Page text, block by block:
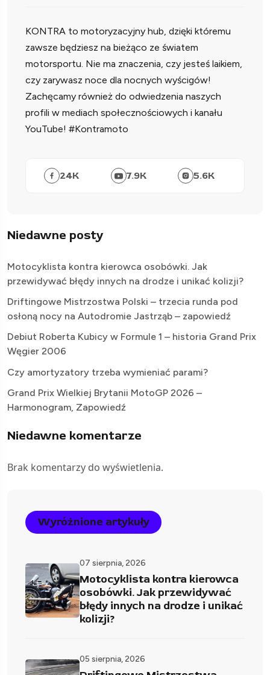
KONTRA to motoryzacyjny hub, dzięki któremu
zawsze będziesz na bieżąco ze światem
motorsportu. Nie ma znaczenia, czy jesteś laikiem,
czy zarywasz noce dla nocnych wyścigów!
Zachęcamy również do odwiedzenia naszych
profili w mediach społecznościowych i kanału
YouTube! #Kontramoto
24K 7.9K 5.6K
Niedawne posty
Motocyklista kontra kierowca osobówki. Jak
przewidywać błędy innych na drodze i unikać kolizji?
Driftingowe Mistrzostwa Polski – trzecia runda pod
osłoną nocy na Autodromie Jastrząb – zapowiedź
Debiut Roberta Kubicy w Formule 1 – historia Grand Prix
Węgier 2006
Czy amortyzatory trzeba wymieniać parami?
Grand Prix Wielkiej Brytanii MotoGP 2026 –
Harmonogram, Zapowiedź
Niedawne komentarze
Brak komentarzy do wyświetlenia.
Wyróżnione artykuły
07 sierpnia, 2026
Motocyklista kontra kierowca
osobówki. Jak przewidywać
błędy innych na drodze i unikać
kolizji?
05 sierpnia, 2026